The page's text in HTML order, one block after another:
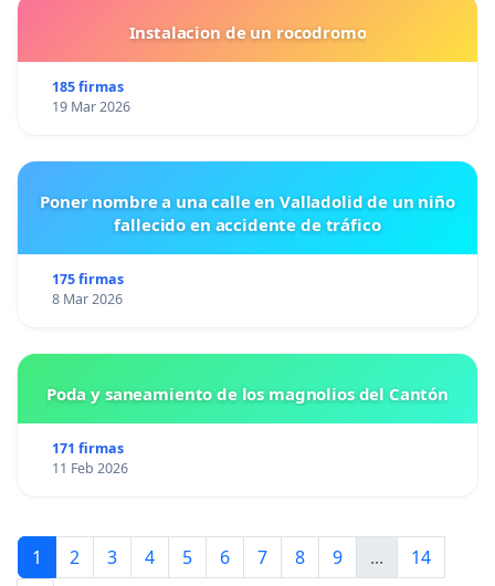
Instalacion de un rocodromo
185 firmas
19 Mar 2026
Poner nombre a una calle en Valladolid de un niño
fallecido en accidente de tráfico
175 firmas
8 Mar 2026
Poda y saneamiento de los magnolios del Cantón
171 firmas
11 Feb 2026
1 2 3 4 5 6 7 8 9 ...
14